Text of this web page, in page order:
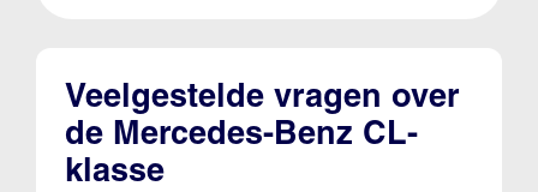
Veelgestelde vragen over
de Mercedes-Benz CL-
klasse